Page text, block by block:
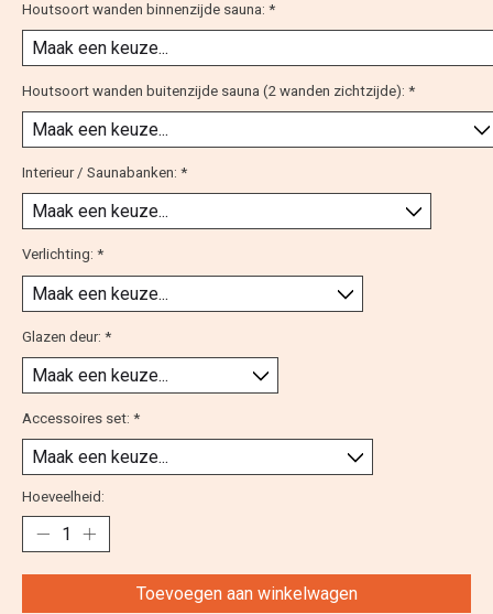
Houtsoort wanden binnenzijde sauna: *
Houtsoort wanden buitenzijde sauna (2 wanden zichtzijde): *
Interieur / Saunabanken: *
Verlichting: *
Glazen deur: *
Accessoires set: *
Hoeveelheid:
Toevoegen aan winkelwagen